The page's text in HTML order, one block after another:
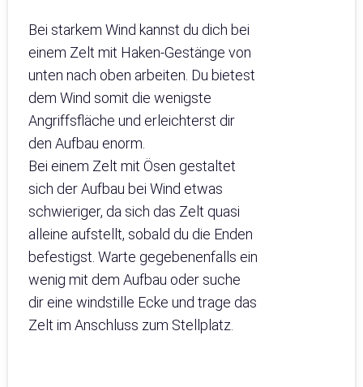
Bei starkem Wind kannst du dich bei
einem Zelt mit Haken-Gestänge von
unten nach oben arbeiten. Du bietest
dem Wind somit die wenigste
Angriffsfläche und erleichterst dir
den Aufbau enorm.
Bei einem Zelt mit Ösen gestaltet
sich der Aufbau bei Wind etwas
schwieriger, da sich das Zelt quasi
alleine aufstellt, sobald du die Enden
befestigst. Warte gegebenenfalls ein
wenig mit dem Aufbau oder suche
dir eine windstille Ecke und trage das
Zelt im Anschluss zum Stellplatz.